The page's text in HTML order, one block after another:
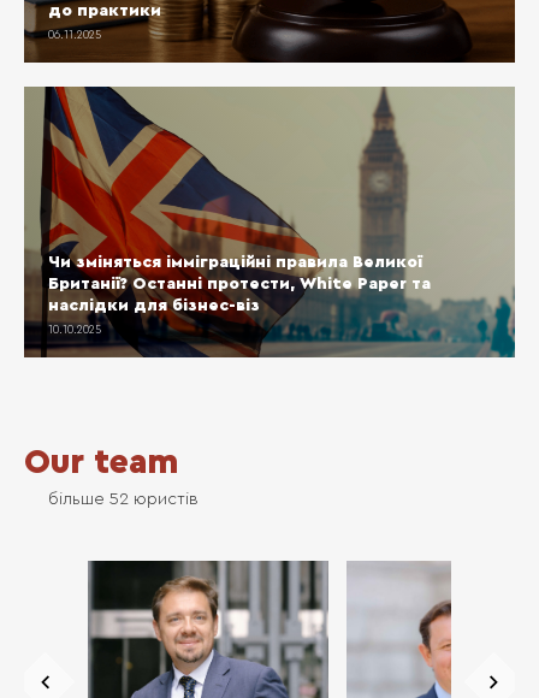
до практики
06.11.2025
Чи зміняться імміграційні правила Великої
Британії? Останні протести, White Paper та
наслідки для бізнес-віз
10.10.2025
Our team
більше 52 юристів